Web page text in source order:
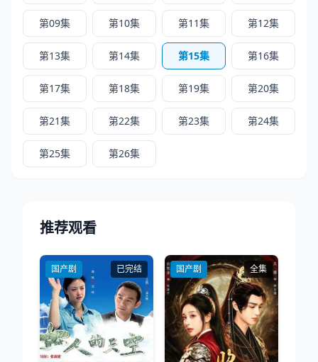
第09集 第10集 第11集 第12集
第13集 第14集 第15集 第16集
第17集 第18集 第19集 第20集
第21集 第22集 第23集 第24集
第25集 第26集
推荐观看
国产剧 已完结 国产剧 全集